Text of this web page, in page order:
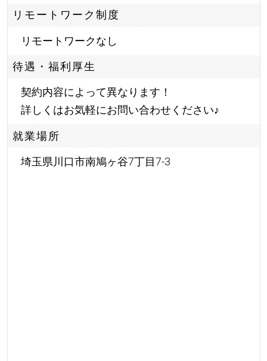
リモートワーク制度
リモートワークなし
待遇・福利厚生
契約内容によって異なります！
詳しくはお気軽にお問い合わせください♪
就業場所
埼玉県川口市南鳩ヶ谷7丁目7-3